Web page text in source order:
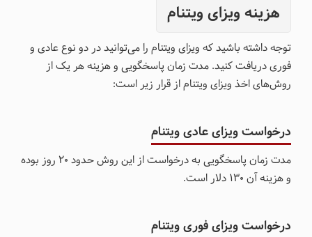
هزینه ویزای ویتنام
توجه داشته باشید که ویزای ویتنام را می‌توانید در دو نوع عادی و
فوری دریافت کنید. مدت زمان پاسخگویی و هزینه هر یک از
روش‌های اخذ ویزای ویتنام از قرار زیر است:
درخواست ویزای عادی ویتنام
مدت زمان پاسخگویی به درخواست از این روش حدود 20 روز بوده
و هزینه آن 130 دلار است.
درخواست ویزای فوری ویتنام